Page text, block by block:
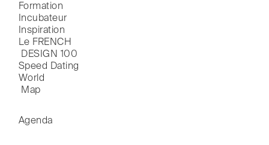
Formation
Incubateur
Inspiration
Le FRENCH
DESIGN 100
Speed Dating
World
Map
Agenda